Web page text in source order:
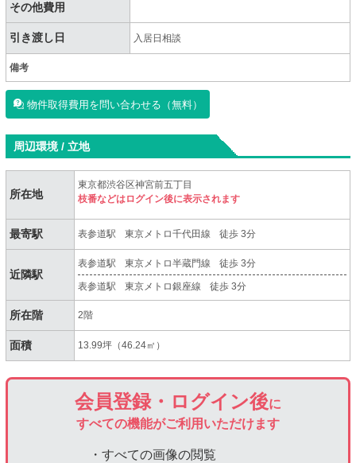
その他費用
引き渡し日 入居日相談
備考
物件取得費用を問い合わせる（無料）
周辺環境 / 立地
所在地
東京都渋谷区神宮前五丁目
枝番などはログイン後に表示されます
最寄駅 表参道駅 東京メトロ千代田線 徒歩 3分
近隣駅
表参道駅 東京メトロ半蔵門線 徒歩 3分
表参道駅 東京メトロ銀座線 徒歩 3分
所在階 2階
面積 13.99坪（46.24㎡）
会員登録・ログイン後に
すべての機能がご利用いただけます
・すべての画像の閲覧